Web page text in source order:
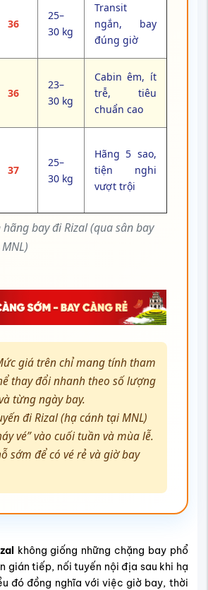
bay đi Rizal (qua sân bay
36
25–
30 kg
Transit
ngắn, bay
đúng giờ
36
23–
30 kg
Cabin êm, ít
trễ, tiêu
chuẩn cao
37
25–
30 kg
Hãng 5 sao,
tiện nghi
vượt trội
giá trên chỉ mang tính tham
thay đổi nhanh theo số lượng
từng ngày bay.
đi Rizal (hạ cánh tại MNL)
vé” vào cuối tuần và mùa lễ.
sớm để có vé rẻ và giờ bay
không giống những chặng bay phổ
gián tiếp, nối tuyến nội địa sau khi hạ
đó đồng nghĩa với việc giờ bay, thời